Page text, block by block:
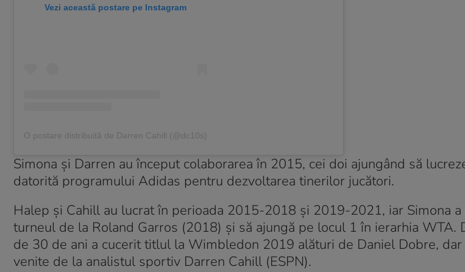
Vezi această postare pe Instagram
O postare distribuită de Darren Cahill (@dc10s)
Simona și Darren au început colaborarea în 2015, cei doi ajungând să
datorită programului Adidas pentru dezvoltarea tinerilor jucători.
Halep și Cahill au lucrat în perioada 2015-2018 și 2019-2021, iar Simona
turneul de la Roland Garros (2018) și să ajungă pe locul 1 în ierarhia WTA.
de 30 de ani a cucerit titlul la Wimbledon 2019 alături de Daniel Dobre,
venite de la analistul sportiv Darren Cahill (ESPN).